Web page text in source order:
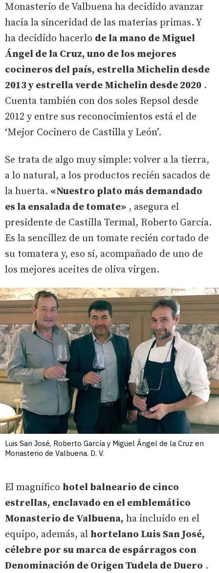
Monasterio de Valbuena ha decidido avanzar
hacia la sinceridad de las materias primas. Y
ha decidido hacerlo de la mano de Miguel
Ángel de la Cruz, uno de los mejores
cocineros del país, estrella Michelin desde
2013 y estrella verde Michelin desde 2020 .
Cuenta también con dos soles Repsol desde
2012 y entre sus reconocimientos está el de
‘Mejor Cocinero de Castilla y León’.
Se trata de algo muy simple: volver a la tierra,
a lo natural, a los productos recién sacados de
la huerta. «Nuestro plato más demandado
es la ensalada de tomate» , asegura el
presidente de Castilla Termal, Roberto García.
Es la sencillez de un tomate recién cortado de
su tomatera y, eso sí, acompañado de uno de
los mejores aceites de oliva virgen.
Luis San José, Roberto García y Miguel Ángel de la Cruz en
Monasterio de Valbuena. D. V.
El magnífico hotel balneario de cinco
estrellas, enclavado en el emblemático
Monasterio de Valbuena, ha incluido en el
equipo, además, al hortelano Luis San José,
célebre por su marca de espárragos con
Denominación de Origen Tudela de Duero .